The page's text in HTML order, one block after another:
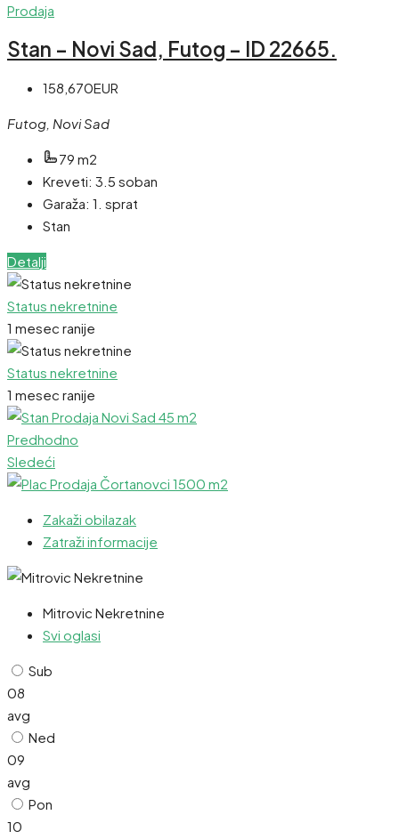
Prodaja
Stan – Novi Sad, Futog – ID 22665.
158,670EUR
Futog, Novi Sad
79 m2
Kreveti: 3.5 soban
Garaža: 1. sprat
Stan
Detalji
Status nekretnine
1 mesec ranije
Status nekretnine
1 mesec ranije
Predhodno
Sledeći
Zakaži obilazak
Zatraži informacije
Mitrovic Nekretnine
Svi oglasi
Sub
08
avg
Ned
09
avg
Pon
10